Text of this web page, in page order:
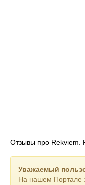
Отзывы про Rekviem.
Уважаемый
На нашем Портале